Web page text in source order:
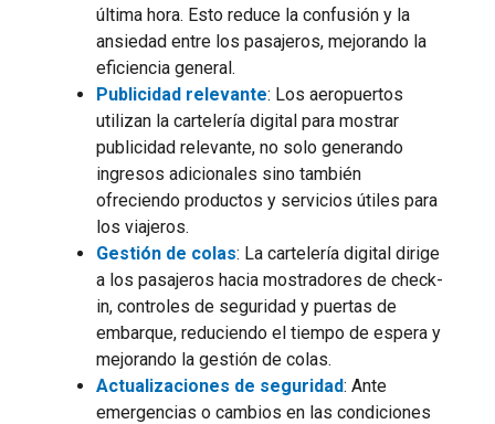
última hora. Esto reduce la confusión y la
ansiedad entre los pasajeros, mejorando la
eficiencia general.
Publicidad relevante: Los aeropuertos
utilizan la cartelería digital para mostrar
publicidad relevante, no solo generando
ingresos adicionales sino también
ofreciendo productos y servicios útiles para
los viajeros.
Gestión de colas: La cartelería digital dirige
a los pasajeros hacia mostradores de check-
in, controles de seguridad y puertas de
embarque, reduciendo el tiempo de espera y
mejorando la gestión de colas.
Actualizaciones de seguridad: Ante
emergencias o cambios en las condiciones